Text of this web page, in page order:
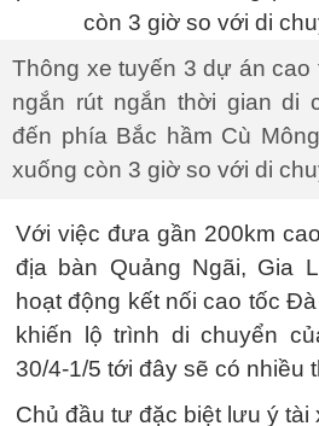
Thông xe tuyến 3 dự án cao
ngắn rút ngắn thời gian di
đến phía Bắc hầm Cù
xuống còn 3 giờ so với di
Với việc đưa gần 200km
địa bàn Quảng Ngãi, Gia
hoạt động kết nối cao tốc
khiến lộ trình di chuyển
30/4-1/5 tới đây sẽ có nhiều
Chủ đầu tư đặc biệt lưu ý tài